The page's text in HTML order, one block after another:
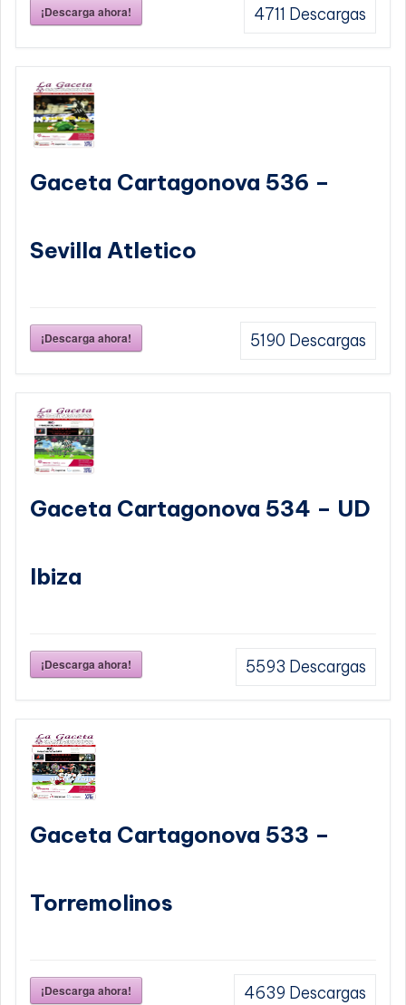
¡Descarga ahora! 4711 Descargas
Gaceta Cartagonova 536 –
Sevilla Atletico
¡Descarga ahora! 5190 Descargas
Gaceta Cartagonova 534 – UD
Ibiza
¡Descarga ahora! 5593 Descargas
Gaceta Cartagonova 533 –
Torremolinos
¡Descarga ahora! 4639 Descargas